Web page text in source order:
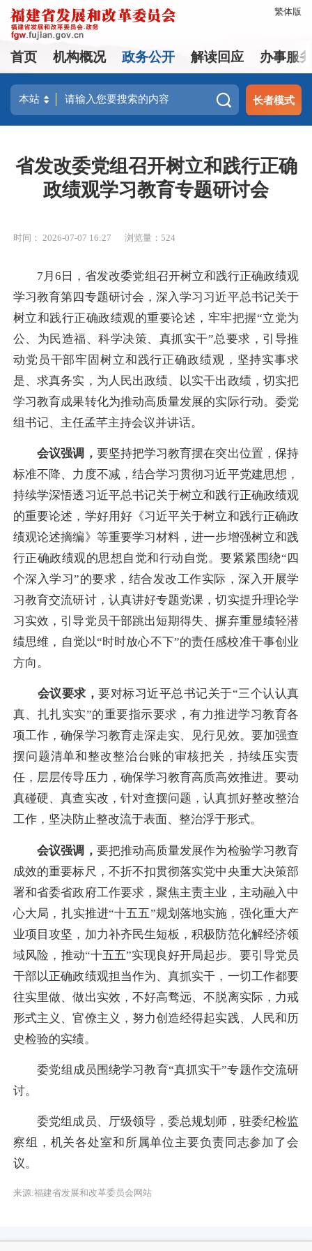
繁体版
首页 机构概况 政务公开 解读回应 办事服
长者模式
省发改委党组召开树立和践行正确
政绩观学习教育专题研讨会
时间： 2026-07-07 16:27 浏览量：524
7月6日，省发改委党组召开树立和践行正确政绩观
学习教育第四专题研讨会，深入学习习近平总书记关于
树立和践行正确政绩观的重要论述，牢牢把握“立党为
公、为民造福、科学决策、真抓实干”总要求，引导推
动党员干部牢固树立和践行正确政绩观，坚持实事求
是、求真务实，为人民出政绩、以实干出政绩，切实把
学习教育成果转化为推动高质量发展的实际行动。委党
组书记、主任孟芊主持会议并讲话。
会议强调， 要坚持把学习教育摆在突出位置，保持
标准不降、力度不减，结合学习贯彻习近平党建思想，
持续学深悟透习近平总书记关于树立和践行正确政绩观
的重要论述，学好用好《习近平关于树立和践行正确政
绩观论述摘编》等重要学习材料，进一步增强树立和践
行正确政绩观的思想自觉和行动自觉。要紧紧围绕“四
个深入学习”的要求，结合发改工作实际，深入开展学
习教育交流研讨，认真讲好专题党课，切实提升理论学
习实效，引导党员干部跳出短期得失、摒弃重显绩轻潜
绩思维，自觉以“时时放心不下”的责任感校准干事创业
方向。
会议要求，要对标习近平总书记关于“三个认认真
真、扎扎实实”的重要指示要求，有力推进学习教育各
项工作，确保学习教育走深走实、见行见效。要加强查
摆问题清单和整改整治台账的审核把关，持续压实责
任，层层传导压力，确保学习教育高质高效推进。要动
真碰硬、真查实改，针对查摆问题，认真抓好整改整治
工作，坚决防止整改流于表面、整治浮于形式。
会议强调， 要把推动高质量发展作为检验学习教育
成效的重要标尺，不折不扣贯彻落实党中央重大决策部
署和省委省政府工作要求，聚焦主责主业，主动融入中
心大局，扎实推进“十五五”规划落地实施，强化重大产
业项目攻坚，加力补齐民生短板，积极防范化解经济领
域风险，推动“十五五”实现良好开局起步。要引导党员
干部以正确政绩观担当作为、真抓实干，一切工作都要
往实里做、做出实效，不好高骛远、不脱离实际，力戒
形式主义、官僚主义，努力创造经得起实践、人民和历
史检验的实绩。
委党组成员围绕学习教育“真抓实干”专题作交流研
讨。
委党组成员、厅级领导，委总规划师，驻委纪检监
察组，机关各处室和所属单位主要负责同志参加了会
议。
来源:福建省发展和改革委员会网站